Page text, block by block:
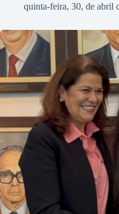
quinta-feira, 30, de abril